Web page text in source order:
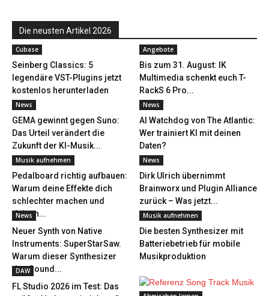
Die neusten Artikel 2026
Cubase
Seinberg Classics: 5
legendäre VST-Plugins jetzt
kostenlos herunterladen
Angebote
Bis zum 31. August: IK
Multimedia schenkt euch T-
RackS 6 Pro...
News
GEMA gewinnt gegen Suno:
Das Urteil verändert die
Zukunft der KI-Musik...
News
AI Watchdog von The Atlantic:
Wer trainiert KI mit deinen
Daten?
Musik aufnehmen
Pedalboard richtig aufbauen:
Warum deine Effekte dich
schlechter machen und
deinen...
News
Dirk Ulrich übernimmt
Brainworx und Plugin Alliance
zurück – Was jetzt...
News
Neuer Synth von Native
Instruments: SuperStarSaw.
Warum dieser Synthesizer
den Sound...
Musik aufnehmen
Die besten Synthesizer mit
Batteriebetrieb für mobile
Musikproduktion
DAW
FL Studio 2026 im Test: Das